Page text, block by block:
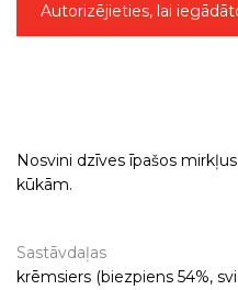
Autorizējieties, lai
Nosvini dzīves īpašos
kūkām.
Sastāvdaļas
krēmsiers (biezpiens 54%,